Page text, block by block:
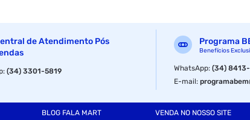
de Atendimento Pós
:(34) 3301-5819
Programa
Benefícios
WhatsApp:(34)
E-mail:
BLOG FALA MART VENDA NO NOSSO SITE